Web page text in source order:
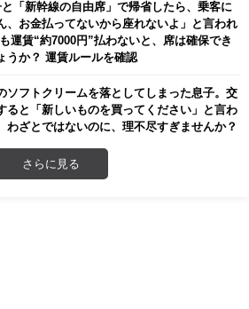
「新幹線の自由席」で帰省したら、乗客に
、お金払ってないから座れないよ」と言われ
運賃“約7000円”払わないと、席は確保でき
うか？ 運賃ルールを確認
ソフトクリームを落としてしまった息子。交
ると「新しいものを買ってください」と言わ
わざとではないのに、理不尽すぎませんか？
さらに見る